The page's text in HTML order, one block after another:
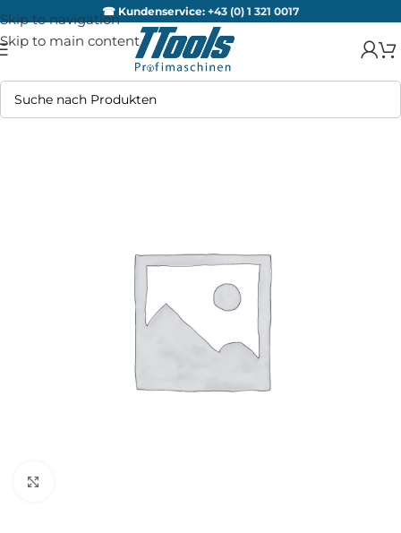
Skip to navigation
Skip to main content
☎ Kundenservice: +43 (0) 1 321 0017